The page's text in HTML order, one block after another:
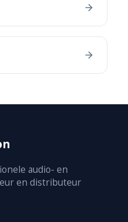
audio- en
en distributeur